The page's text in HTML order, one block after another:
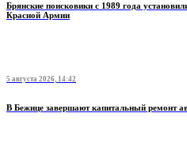
Брянские поисковики с 1989 года
Красной Армии
5 августа 2026, 14:42
В Бежице завершают капитальный ремонт